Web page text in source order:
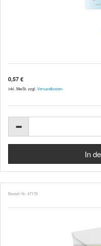
0,57 €
inkl. MwSt. zzgl. Versandkosten
Bestell-Nr. 47178